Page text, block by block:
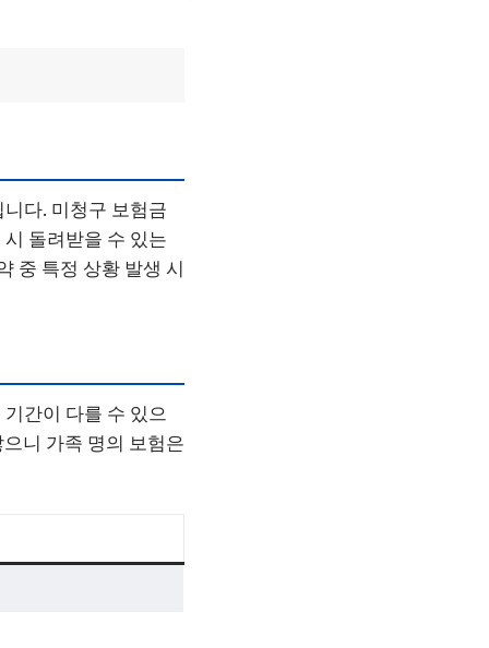
다. 미청구 보험금
돌려받을 수 있는
중 특정 상황 발생 시
간이 다를 수 있으
니 가족 명의 보험은